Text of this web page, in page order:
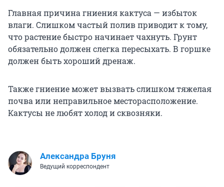
Главная причина гниения кактуса — избыток
влаги. Слишком частый полив приводит к тому,
что растение быстро начинает чахнуть. Грунт
обязательно должен слегка пересыхать. В горшке
должен быть хороший дренаж.
Также гниение может вызвать слишком тяжелая
почва или неправильное месторасположение.
Кактусы не любят холод и сквозняки.
Александра Бруня
Ведущий корреспондент